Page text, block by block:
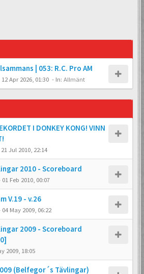
| 053: R.C. Pro AM
12 Apr 2026, 01:30 - In: Allmänt
I DONKEY KONG! VINN
21 Jul 2010, 22:14
2010 - Scoreboard
01 Feb 2010, 00:07
V.19 - v.26
04 May 2009, 06:22
2009 - Scoreboard
2009, 18:05
(Belfegor´s Tävlingar)